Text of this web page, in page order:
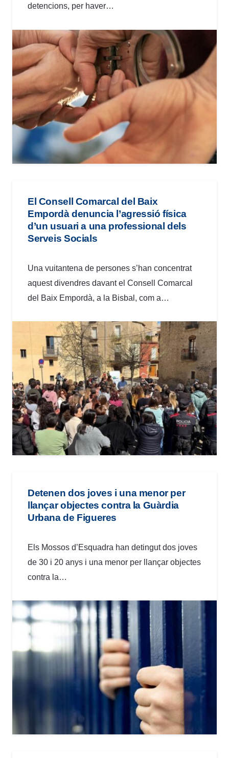
detencions, per haver…
El Consell Comarcal del Baix
Empordà denuncia l’agressió física
d’un usuari a una professional dels
Serveis Socials
Una vuitantena de persones s’han concentrat
aquest divendres davant el Consell Comarcal
del Baix Empordà, a la Bisbal, com a…
Detenen dos joves i una menor per
llançar objectes contra la Guàrdia
Urbana de Figueres
Els Mossos d’Esquadra han detingut dos joves
de 30 i 20 anys i una menor per llançar objectes
contra la…